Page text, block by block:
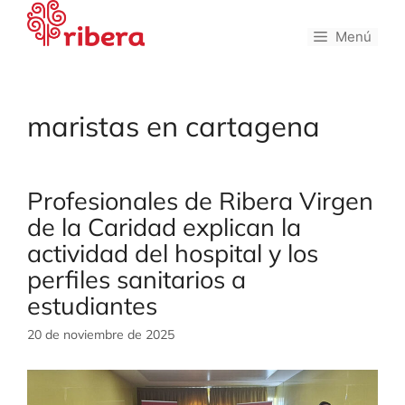
Saltar
contenido
Menú
maristas en cartagena
Profesionales de Ribera Virgen
de la Caridad explican la
actividad del hospital y los
perfiles sanitarios a
estudiantes
20 de noviembre de 2025